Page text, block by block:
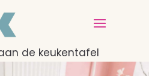
de keukentafel